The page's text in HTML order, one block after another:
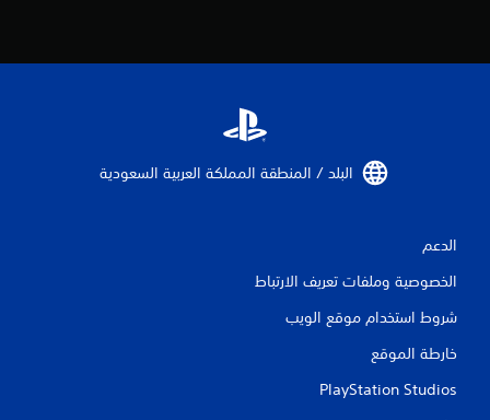
البلد / المنطقة المملكة العربية السعودية‏
الدعم
الخصوصية وملفات تعريف الارتباط
شروط استخدام موقع الويب
خارطة الموقع
PlayStation Studios